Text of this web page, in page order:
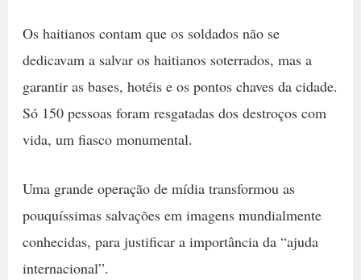
Os haitianos contam que os soldados não se
dedicavam a salvar os haitianos soterrados, mas a
garantir as bases, hotéis e os pontos chaves da cidade.
Só 150 pessoas foram resgatadas dos destroços com
vida, um fiasco monumental.
Uma grande operação de mídia transformou as
pouquíssimas salvações em imagens mundialmente
conhecidas, para justificar a importância da “ajuda
internacional”.